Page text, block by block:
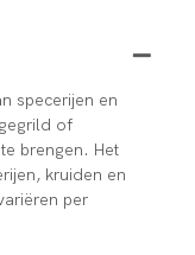
specerijen en
of
brengen. Het
kruiden en
per